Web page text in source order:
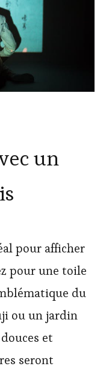
un
pour afficher
pour une toile
du
ou un jardin
et
seront